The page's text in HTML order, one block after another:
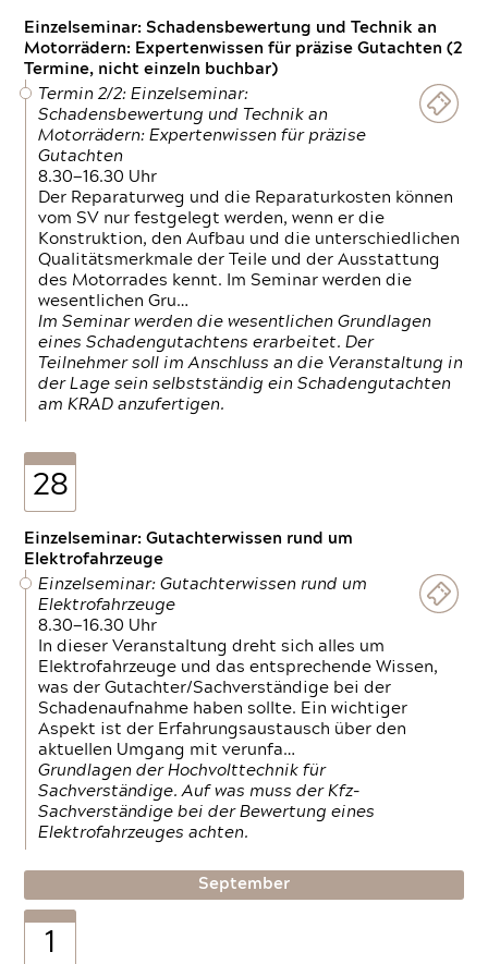
Einzelseminar: Schadensbewertung und Technik an
Motorrädern: Expertenwissen für präzise Gutachten (2
Termine, nicht einzeln buchbar)
Termin 2/2: Einzelseminar:
Schadensbewertung und Technik an
Motorrädern: Expertenwissen für präzise
Gutachten
8.30—16.30 Uhr
Der Reparaturweg und die Reparaturkosten können
vom SV nur festgelegt werden, wenn er die
Konstruktion, den Aufbau und die unterschiedlichen
Qualitätsmerkmale der Teile und der Ausstattung
des Motorrades kennt. Im Seminar werden die
wesentlichen Gru…
Im Seminar werden die wesentlichen Grundlagen
eines Schadengutachtens erarbeitet. Der
Teilnehmer soll im Anschluss an die Veranstaltung in
der Lage sein selbstständig ein Schadengutachten
am KRAD anzufertigen.
28
Einzelseminar: Gutachterwissen rund um
Elektrofahrzeuge
Einzelseminar: Gutachterwissen rund um
Elektrofahrzeuge
8.30—16.30 Uhr
In dieser Veranstaltung dreht sich alles um
Elektrofahrzeuge und das entsprechende Wissen,
was der Gutachter/Sachverständige bei der
Schadenaufnahme haben sollte. Ein wichtiger
Aspekt ist der Erfahrungsaustausch über den
aktuellen Umgang mit verunfa…
Grundlagen der Hochvolttechnik für
Sachverständige. Auf was muss der Kfz-
Sachverständige bei der Bewertung eines
Elektrofahrzeuges achten.
September
1